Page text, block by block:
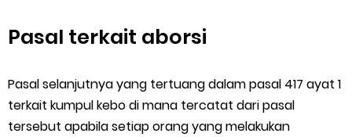
Pasal terkait aborsi
Pasal selanjutnya yang tertuang dalam pasal 417 ayat 1
terkait kumpul kebo di mana tercatat dari pasal
tersebut apabila setiap orang yang melakukan